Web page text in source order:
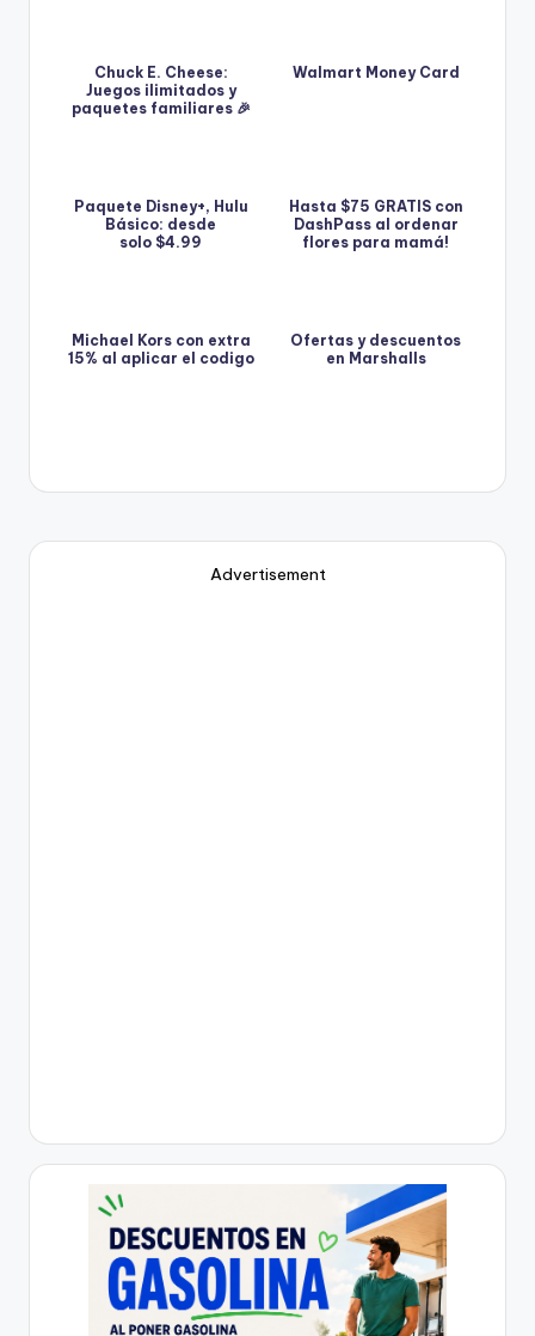
Chuck E. Cheese:
Juegos ilimitados y
paquetes familiares 🎉
Walmart Money Card
Paquete Disney+, Hulu
Básico: desde
solo $4.99
Hasta $75 GRATIS con
DashPass al ordenar
flores para mamá!
Michael Kors con extra
15% al aplicar el codigo
Ofertas y descuentos
en Marshalls
Advertisement